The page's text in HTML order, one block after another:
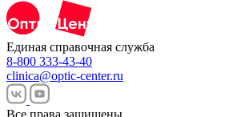
Единая справочная служба
8-800 333-43-40
clinica@optic-center.ru
Все права защищены